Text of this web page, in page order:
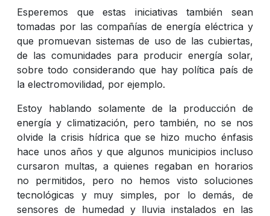
Esperemos que estas iniciativas también sean
tomadas por las compañías de energía eléctrica y
que promuevan sistemas de uso de las cubiertas,
de las comunidades para producir energía solar,
sobre todo considerando que hay política país de
la electromovilidad, por ejemplo.
Estoy hablando solamente de la producción de
energía y climatización, pero también, no se nos
olvide la crisis hídrica que se hizo mucho énfasis
hace unos años y que algunos municipios incluso
cursaron multas, a quienes regaban en horarios
no permitidos, pero no hemos visto soluciones
tecnológicas y muy simples, por lo demás, de
sensores de humedad y lluvia instalados en las